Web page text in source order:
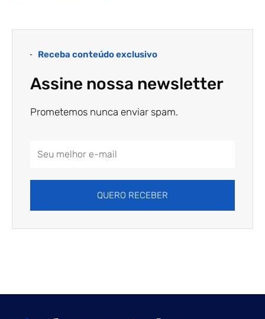
Receba conteúdo exclusivo
Assine nossa newsletter
Prometemos nunca enviar spam.
QUERO RECEBER